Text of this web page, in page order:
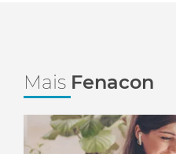
Mais Fenacon